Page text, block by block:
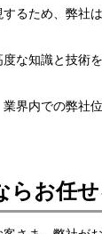
るため、弊社
な知識と技術
界内での弊社
らお任せ